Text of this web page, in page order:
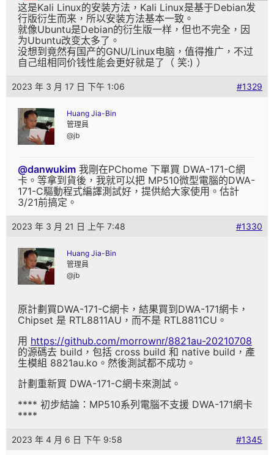
这是Kali Linux的安装方法，Kali Linux是基于Debian发
行版衍生而来，所以安装方法基本一致。
就像Ubuntu是Debian的衍生版一样，但也不完全，因
为Ubuntu改变太多了。
没想到竟然有国产的GNU/Linux电脑，值得推广，不过
自己组相同价钱性能会更好就是了（ 笑:) ）
2023 年 3 月 17 日 下午 1:06 #1329
Huang Jia-Bin
管理員
@jb
@danwukim 我剛在PChome 下單買 DWA-171-C網
卡。等拿到貨後，我就可以把 MP510微型電腦的DWA-
171-C驅動程式編譯測試好，提供給大家使用。估計
3/21前搞定。
2023 年 3 月 21 日 上午 7:48 #1330
Huang Jia-Bin
管理員
@jb
原計劃買DWA-171-C網卡，結果買到DWA-171網卡，
Chipset 是 RTL8811AU，而不是 RTL8811CU。
用 https://github.com/morrownr/8821au-20210708
的源碼去 build，包括 cross build 和 native build，產
生模組 8821au.ko。然後測試都不成功。
計劃重新買 DWA-171-C網卡來測試。
**** 初步結論：MP510系列電腦不支援 DWA-171網卡
****
2023 年 4 月 6 日 下午 9:58 #1345